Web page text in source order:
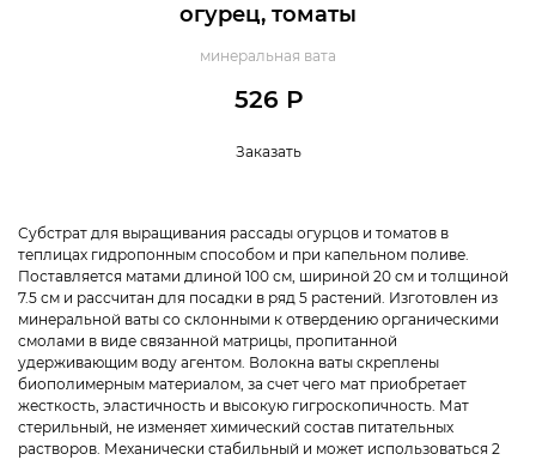
огурец, томаты
минеральная вата
526 Р
Заказать
Субстрат для выращивания рассады огурцов и томатов в
теплицах гидропонным способом и при капельном поливе.
Поставляется матами длиной 100 см, шириной 20 см и толщиной
7.5 см и рассчитан для посадки в ряд 5 растений. Изготовлен из
минеральной ваты со склонными к отвердению органическими
смолами в виде связанной матрицы, пропитанной
удерживающим воду агентом. Волокна ваты скреплены
биополимерным материалом, за счет чего мат приобретает
жесткость, эластичность и высокую гигроскопичность. Мат
стерильный, не изменяет химический состав питательных
растворов. Механически стабильный и может использоваться 2